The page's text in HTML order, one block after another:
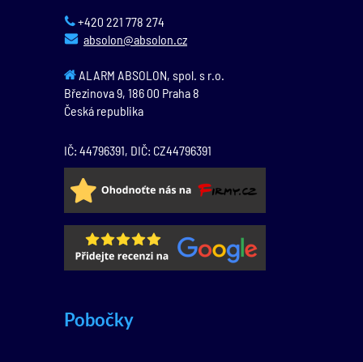
+420 221 778 274
absolon@absolon.cz
ALARM ABSOLON, spol. s r.o.
Březinova 9, 186 00 Praha 8
Česká republika
IČ: 44796391, DIČ: CZ44796391
Pobočky